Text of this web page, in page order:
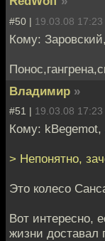
#50 | 19.03.08 17:23
Кому: Заровский,
Владимир »
#51 | 19.03.08 17:23
Кому: kBegemot,
> Непонятно,
Это колесо
Вот интересно,
жизни доставал